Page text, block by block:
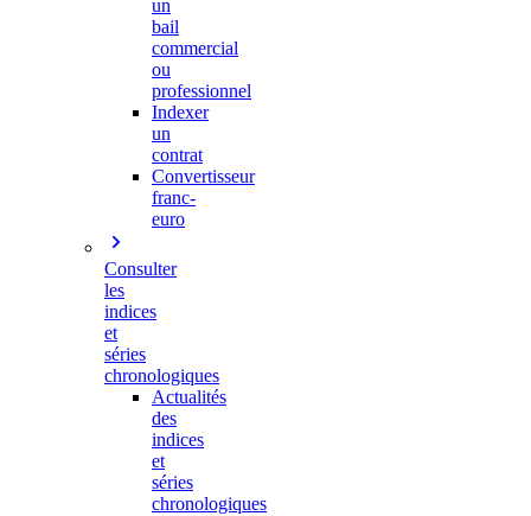
un
bail
commercial
ou
professionnel
Indexer
un
contrat
Convertisseur
franc-
euro
Consulter
les
indices
et
séries
chronologiques
Actualités
des
indices
et
séries
chronologiques